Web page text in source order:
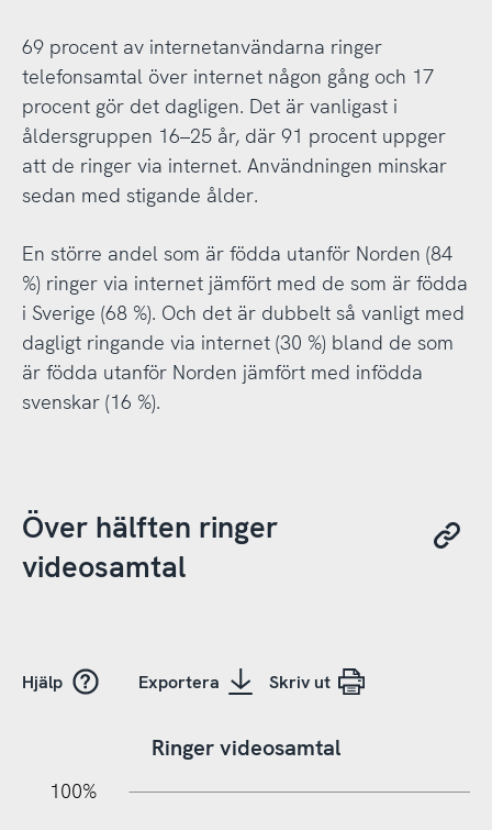
69 procent av internetanvändarna ringer
telefonsamtal över internet någon gång och 17
procent gör det dagligen. Det är vanligast i
åldersgruppen 16–25 år, där 91 procent uppger
att de ringer via internet. Användningen minskar
sedan med stigande ålder.
En större andel som är födda utanför Norden (84
%) ringer via internet jämfört med de som är födda
i Sverige (68 %). Och det är dubbelt så vanligt med
dagligt ringande via internet (30 %) bland de som
är födda utanför Norden jämfört med infödda
svenskar (16 %).
Över hälften ringer
videosamtal
Hjälp Exportera Skriv ut
Ringer videosamtal
100%